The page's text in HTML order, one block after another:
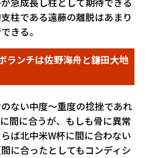
柱である遠藤の離脱はあまり
きる。
ランチは佐野海舟と鎌田大地
ない中度～重度の捻挫であれ
間に合うが、もしも骨に異常
ば北中米W杯に間に合わない
に合ったとしてもコンディシ